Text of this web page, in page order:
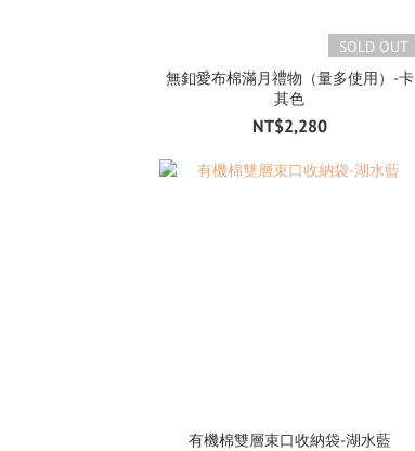
SOLD OUT
無釦愛布棉滿月禮物（量多使用）-卡
其色
NT$2,280
有機棉雙層束口收納袋-湖水藍